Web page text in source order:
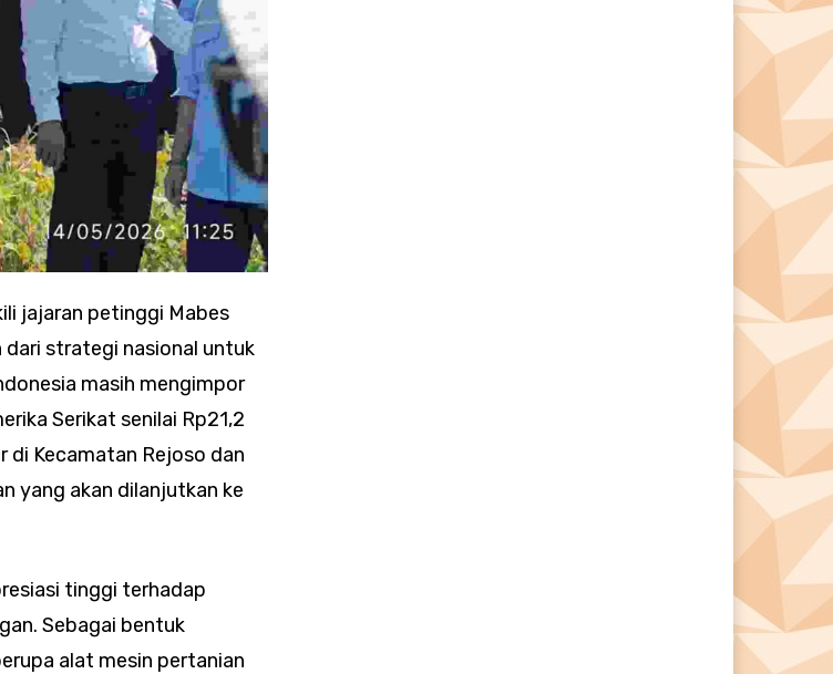
jajaran petinggi Mabes
dari strategi nasional untuk
masih mengimpor
Serikat senilai Rp21,2
di Kecamatan Rejoso dan
yang akan dilanjutkan ke
tinggi terhadap
Sebagai bentuk
alat mesin pertanian